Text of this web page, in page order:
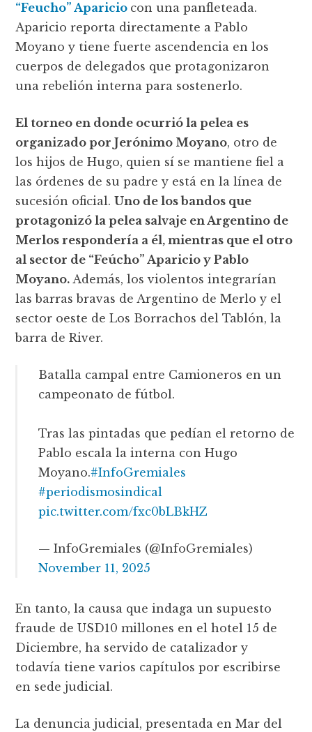
“Feucho” Aparicio con una panfleteada.
Aparicio reporta directamente a Pablo
Moyano y tiene fuerte ascendencia en los
cuerpos de delegados que protagonizaron
una rebelión interna para sostenerlo.
El torneo en donde ocurrió la pelea es
organizado por Jerónimo Moyano, otro de
los hijos de Hugo, quien sí se mantiene fiel a
las órdenes de su padre y está en la línea de
sucesión oficial.Uno de los bandos que
protagonizó la pelea salvaje en Argentino de
Merlos respondería a él, mientras que el otro
al sector de “Feúcho” Aparicio y Pablo
Moyano. Además, los violentos integrarían
las barras bravas de Argentino de Merlo y el
sector oeste de Los Borrachos del Tablón, la
barra de River.
Batalla campal entre Camioneros en un
campeonato de fútbol.
Tras las pintadas que pedían el retorno de
Pablo escala la interna con Hugo
Moyano.#InfoGremiales
#periodismosindical
pic.twitter.com/fxc0bLBkHZ
— InfoGremiales (@InfoGremiales)
November 11, 2025
En tanto, la causa que indaga un supuesto
fraude de USD10 millones en el hotel 15 de
Diciembre, ha servido de catalizador y
todavía tiene varios capítulos por escribirse
en sede judicial.
La denuncia judicial, presentada en Mar del